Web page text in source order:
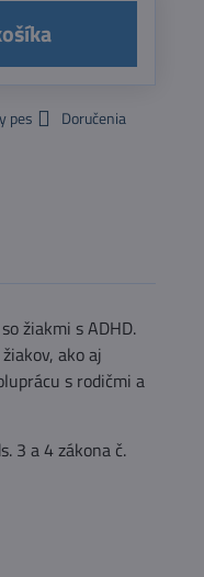
pes
Doručenia
žiakmi s ADHD.
ako aj
s rodičmi a
3 a 4 zákona č.